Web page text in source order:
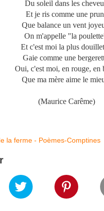
Du soleil dans les
Et je ris comme une
Que balance un vent
On m'appelle "la
Et c'est moi la plus
Gaie comme une
Oui, c'est moi, en rouge, en
Que ma mère aime le
(Maurice Carême)
la ferme - Poèmes-Comptines